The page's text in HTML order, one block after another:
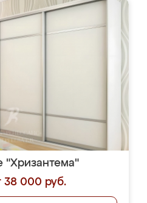
"Хризантема"
38 000 руб.